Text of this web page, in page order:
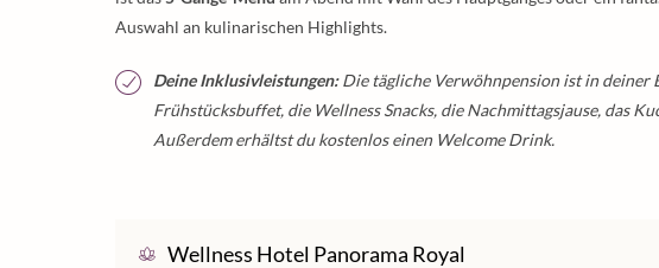
Auswahl an kulinarischen Highlights.
Deine Inklusivleistungen:Die tägliche Verwöhnpension ist in deiner
Frühstücksbuffet, die Wellness Snacks, die Nachmittagsjause, das
Außerdem erhältst du kostenlos einen Welcome Drink.
Wellness Hotel Panorama Royal